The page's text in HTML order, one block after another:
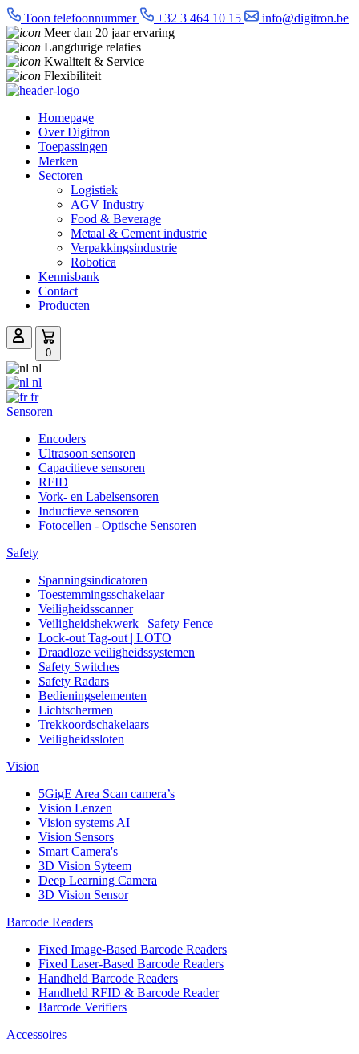
Toon telefoonnummer +32 3 464 10 15
info@digitron.be
Meer dan 20 jaar ervaring
Langdurige relaties
Kwaliteit & Service
Flexibiliteit
Homepage
Over Digitron
Toepassingen
Merken
Sectoren
Logistiek
AGV Industry
Food & Beverage
Metaal & Cement industrie
Verpakkingsindustrie
Robotica
Kennisbank
Contact
Producten
0
nl
nl
fr
Sensoren
Encoders
Ultrasoon sensoren
Capacitieve sensoren
RFID
Vork- en Labelsensoren
Inductieve sensoren
Fotocellen - Optische Sensoren
Safety
Spanningsindicatoren
Toestemmingsschakelaar
Veiligheidsscanner
Veiligheidshekwerk | Safety Fence
Lock-out Tag-out | LOTO
Draadloze veiligheidssystemen
Safety Switches
Safety Radars
Bedieningselementen
Lichtschermen
Trekkoordschakelaars
Veiligheidssloten
Vision
5GigE Area Scan camera’s
Vision Lenzen
Vision systems AI
Vision Sensors
Smart Camera's
3D Vision Syteem
Deep Learning Camera
3D Vision Sensor
Barcode Readers
Fixed Image-Based Barcode Readers
Fixed Laser-Based Barcode Readers
Handheld Barcode Readers
Handheld RFID & Barcode Reader
Barcode Verifiers
Accessoires